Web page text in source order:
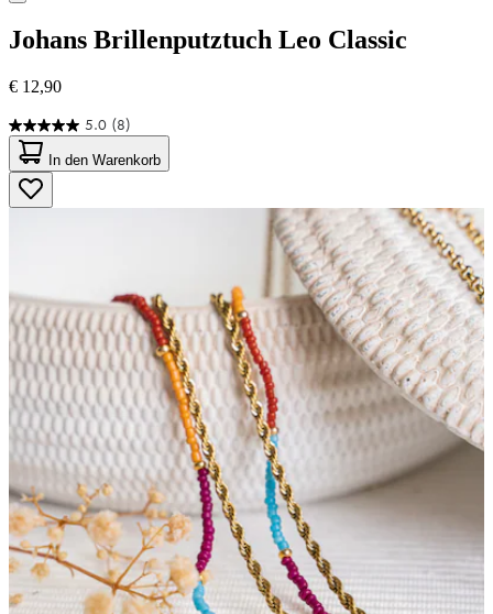
Johans Brillenputztuch Leo Classic
€ 12,90
5.0 (8)
5.0
von
5
Sternen.
8
In den Warenkorb